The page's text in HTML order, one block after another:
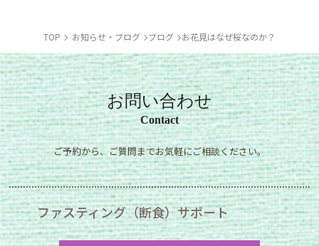
TOP お知らせ・ブログ ブログ お花見はなぜ桜なのか？
お問い合わせ
Contact
ご予約から、ご質問までお気軽にご相談ください。
ファスティング（断食）サポート